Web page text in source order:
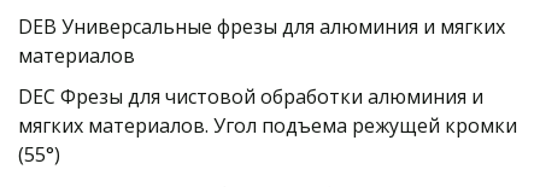
DEB Универсальные фрезы для алюминия и мягких
материалов
DEC Фрезы для чистовой обработки алюминия и
мягких материалов. Угол подъема режущей кромки
(55°)